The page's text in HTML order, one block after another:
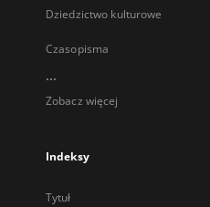
Dziedzictwo kulturowe
Czasopisma
...
Zobacz więcej
Indeksy
Tytuł